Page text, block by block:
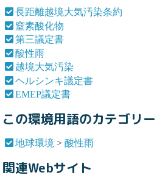
長距離越境大気汚染条約
窒素酸化物
第三議定書
酸性雨
越境大気汚染
ヘルシンキ議定書
EMEP議定書
この環境用語のカテゴリー
地球環境 >酸性雨
関連Webサイト